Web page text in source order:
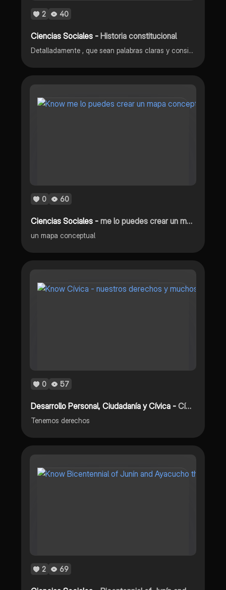
2 40
Ciencias Sociales -Historia constitucional
Detalladamente , que sean palabras claras y consisas
0 60
Ciencias Sociales -me lo puedes crear un mapa conceptual con las ideas mas importantes
un mapa conceptual
0 57
Desarrollo Personal, Ciudadanía y Cívica -Cívica - nuestros derechos y muchos más
Tenemos derechos
2 69